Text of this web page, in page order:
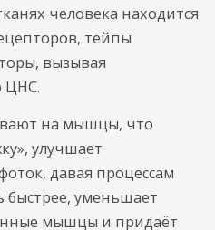
человека находится
тейпы
вызывая
ЦНС.
на мышцы, что
улучшает
давая процессам
быстрее, уменьшает
мышцы и придаёт